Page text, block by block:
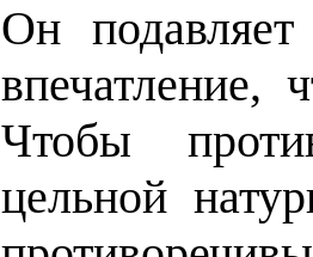
Он подавляет
впечатление,
Чтобы
цельной